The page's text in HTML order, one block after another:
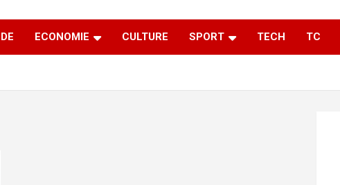
ECONOMIE CULTURE SPORT TECH TC